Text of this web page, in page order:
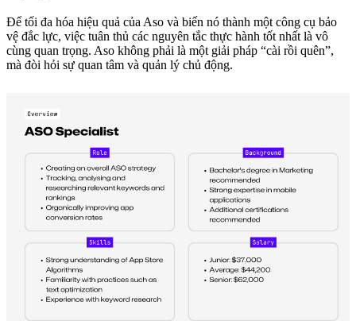
Để tối đa hóa hiệu quả của Aso và biến nó thành một công cụ bảo
vệ đắc lực, việc tuân thủ các nguyên tắc thực hành tốt nhất là vô
cùng quan trọng. Aso không phải là một giải pháp “cài rồi quên”,
mà đòi hỏi sự quan tâm và quản lý chủ động.